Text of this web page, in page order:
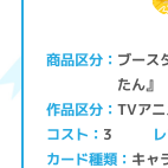
商品区分 ブース
たん』
作品区分 TVアニ
コスト 3
カード種類 キャ